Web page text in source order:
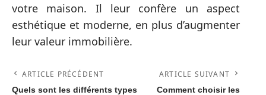
votre maison. Il leur confère un aspect
esthétique et moderne, en plus d’augmenter
leur valeur immobilière.
ARTICLE PRÉCÉDENT
Quels sont les différents types
ARTICLE SUIVANT
Comment choisir les